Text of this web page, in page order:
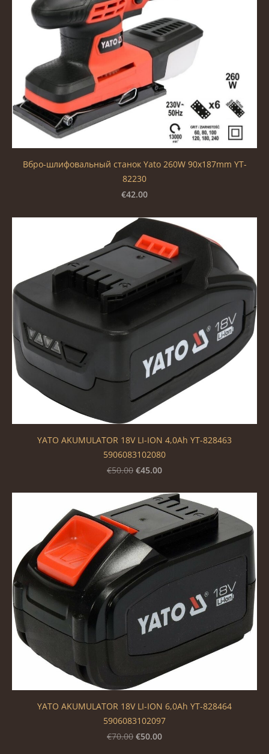
Вбро-шлифовальный станок Yato 260W 90x187mm YT-
82230
€42.00
YATO AKUMULATOR 18V LI-ION 4,0Ah YT-828463
5906083102080
€50.00 €45.00
YATO AKUMULATOR 18V LI-ION 6,0Ah YT-828464
5906083102097
€70.00 €50.00